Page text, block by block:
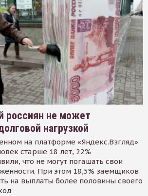
россиян не может
нагрузкой
на платформе «Яндекс.Взгляд»
старше 18 лет, 22%
что не могут погашать свои
При этом 18,5% заемщиков
на выплаты более половины своего